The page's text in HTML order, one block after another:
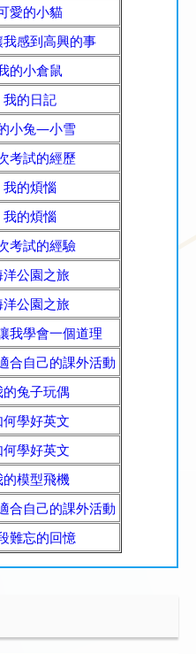
愛的小貓
感到高興的事
的小倉鼠
我的日記
小兔—小雪
考試的經歷
我的煩惱
我的煩惱
考試的經驗
洋公園之旅
洋公園之旅
我學會一個道理
合自己的課外活動
的兔子玩偶
何學好英文
何學好英文
的模型飛機
合自己的課外活動
難忘的回憶